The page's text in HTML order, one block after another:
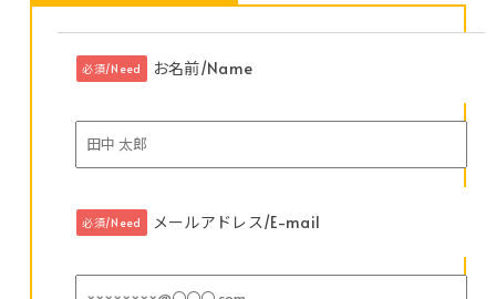
必須/Need お名前/Name
必須/Need メールアドレス/E-mail